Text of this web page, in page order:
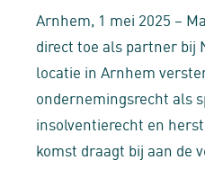
Arnhem, 1 mei 2025 –
direct toe als partner bij
locatie in Arnhem
ondernemingsrecht als
insolventierecht en
komst draagt bij aan de